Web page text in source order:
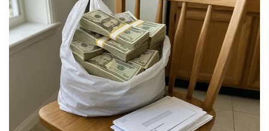
Dinh dưỡng - món ngon
Cây thuốc
Sản phụ khoa
Nhi khoa
Làm đẹp - giảm cân
Phòng mạch online
Ăn sạch sống khỏe
Nhà đẹp
Blog
Tình yêu - Gia đình